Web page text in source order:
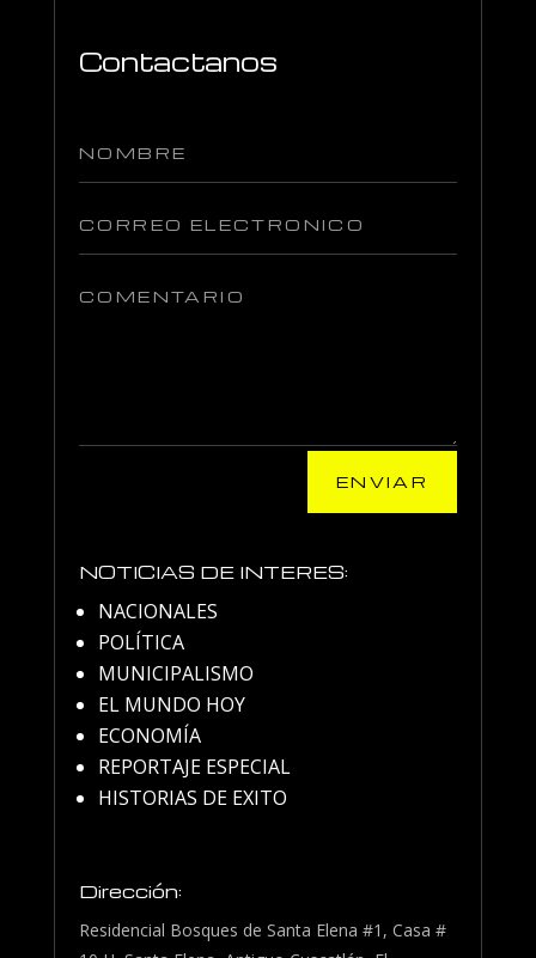
Contactanos
ENVIAR
NOTICIAS DE INTERES:
NACIONALES
POLÍTICA
MUNICIPALISMO
EL MUNDO HOY
ECONOMÍA
REPORTAJE ESPECIAL
HISTORIAS DE EXITO
Dirección:
Residencial Bosques de Santa Elena #1, Casa #